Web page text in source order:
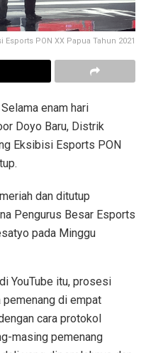
PON XX Papua Tahun 2021
Selama enam hari
Doyo Baru, Distrik
Eksibisi Esports PON
dan ditutup
Pengurus Besar Esports
pada Minggu
YouTube itu, prosesi
pemenang di empat
cara protokol
masing pemenang